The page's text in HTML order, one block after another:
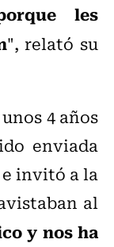
les
", relató su
4 años
enviada
invitó a la
al
y nos ha